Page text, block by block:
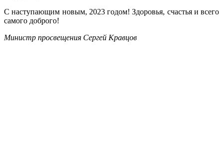
С наступающим новым, 2023 годом! Здоровья, счастья и всего
самого доброго!
Министр просвещения Сергей Кравцов